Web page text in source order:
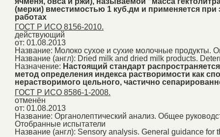
(мерки) вместимостью 1 куб.дм и применяется
работах
ГОСТ Р ИСО 8156-2010.
действующий
от: 01.08.2013
Название: Молоко сухое и сухие молочные продукты.
Название (англ): Dried milk and dried milk products.
Назначение: Настоящий стандарт
метод определения индекса растворимости как
нерастворимого цельного, частично
ГОСТ Р ИСО 8586-1-2008.
отменён
от: 01.08.2013
Название: Органолептический анализ. Общее
Отобранные испытатели
Название (англ): Sensory analysis. General guidance for